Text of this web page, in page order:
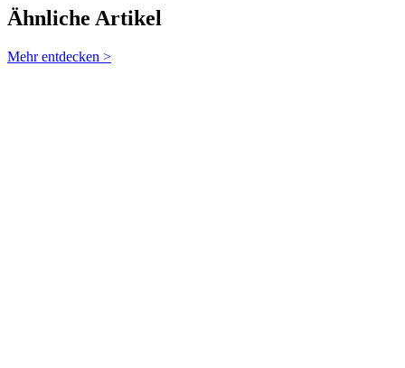
Minibergwerk
Ähnliche Artikel